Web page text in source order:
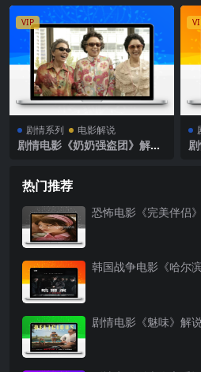
VIP
剧情系列 电影解说
剧情电影《奶奶强盗团》解说
热门推荐
恐怖电影《完美伴侣
韩国战争电影《哈尔
剧情电影《魅味》解